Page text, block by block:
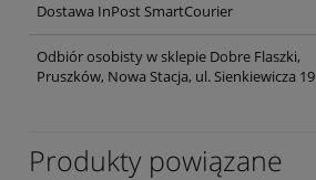
Dostawa InPost SmartCourier
Odbiór osobisty w sklepie Dobre Flaszki,
Pruszków, Nowa Stacja, ul. Sienkiewicza 19
Produkty powiązane